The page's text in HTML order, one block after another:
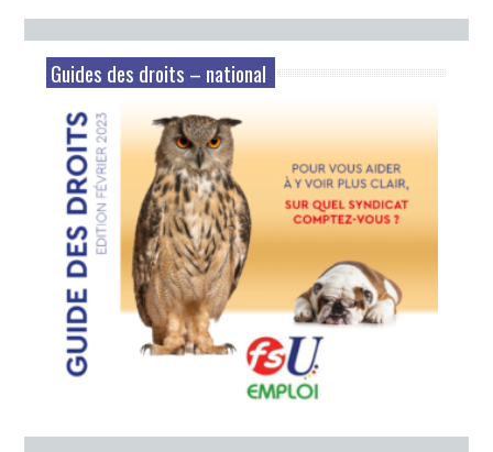
Guides des droits – national